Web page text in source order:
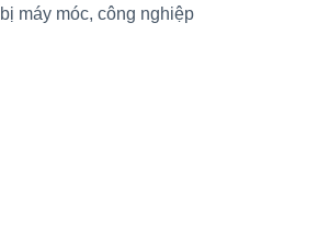
máy móc, công nghiệp